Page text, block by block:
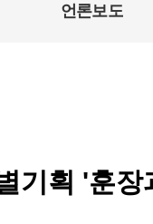
언론보도
기획 '훈